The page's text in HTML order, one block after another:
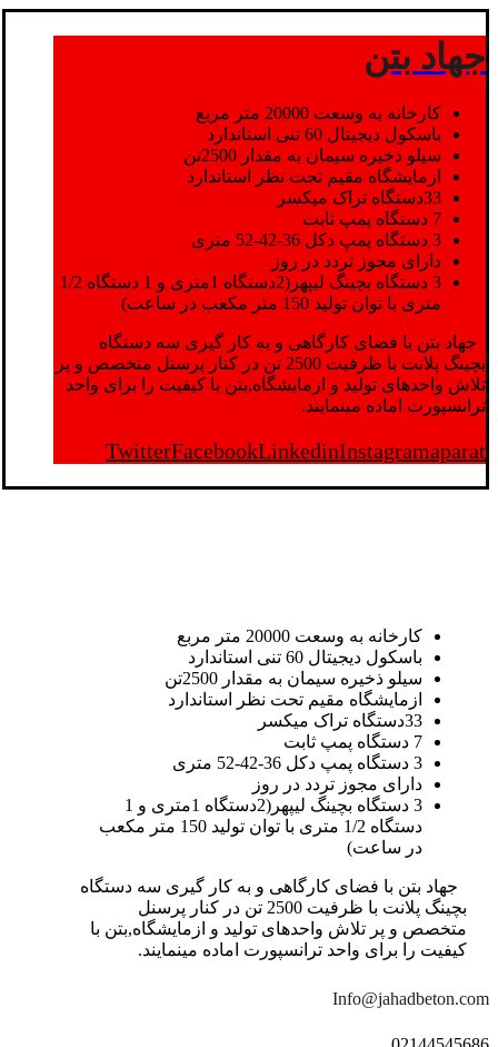
جهاد بتن
کارخانه به وسعت 20000 متر مربع
باسکول دیجیتال 60 تنی استاندارد
سیلو ذخیره سیمان به مقدار 2500تن
ازمایشگاه مقیم تحت نظر استاندارد
33دستگاه تراک میکسر
7 دستگاه پمپ ثابت
3 دستگاه پمپ دکل 36-42-52 متری
دارای مجوز تردد در روز
3 دستگاه بچینگ لیپهر(2دستگاه 1متری و 1 دستگاه 1/2
متری با توان تولید 150 متر مکعب در ساعت)
جهاد بتن با فضای کارگاهی و به کار گیری سه دستگاه
بچینگ پلانت با ظرفیت 2500 تن در کنار پرسنل متخصص و پر
تلاش واحدهای تولید و ازمایشگاه,بتن با کیفیت را برای واحد
ترانسپورت اماده مینمایند.
TwitterFacebookLinkedinInstagramaparat
کارخانه به وسعت 20000 متر مربع
باسکول دیجیتال 60 تنی استاندارد
سیلو ذخیره سیمان به مقدار 2500تن
ازمایشگاه مقیم تحت نظر استاندارد
33دستگاه تراک میکسر
7 دستگاه پمپ ثابت
3 دستگاه پمپ دکل 36-42-52 متری
دارای مجوز تردد در روز
3 دستگاه بچینگ لیپهر(2دستگاه 1متری و 1
دستگاه 1/2 متری با توان تولید 150 متر مکعب
در ساعت)
جهاد بتن با فضای کارگاهی و به کار گیری سه دستگاه
بچینگ پلانت با ظرفیت 2500 تن در کنار پرسنل
متخصص و پر تلاش واحدهای تولید و ازمایشگاه,بتن با
کیفیت را برای واحد ترانسپورت اماده مینمایند.
Info@jahadbeton.com